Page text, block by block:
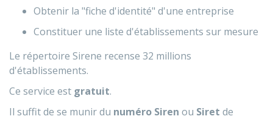
Obtenir la "fiche d'identité" d'une entreprise
Constituer une liste d'établissements sur mesure
Le répertoire Sirene recense 32 millions
d'établissements.
Ce service est gratuit.
Il suffit de se munir du numéro Siren ou Siret de